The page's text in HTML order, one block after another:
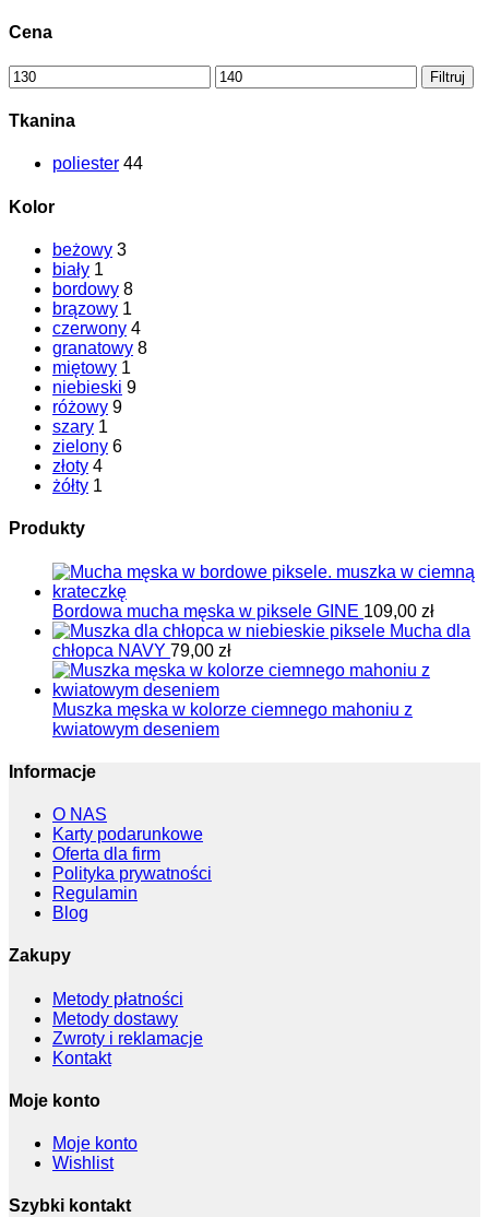
Cena
Cena
min
Cena
max
Filtruj
Tkanina
poliester 44
Kolor
beżowy 3
biały 1
bordowy 8
brązowy 1
czerwony 4
granatowy 8
miętowy 1
niebieski 9
różowy 9
szary 1
zielony 6
złoty 4
żółty 1
Produkty
Bordowa mucha męska w piksele GINE 109,00 zł
Mucha dla
chłopca NAVY 79,00 zł
Muszka męska w kolorze ciemnego mahoniu z
kwiatowym deseniem
Informacje
O NAS
Karty podarunkowe
Oferta dla firm
Polityka prywatności
Regulamin
Blog
Zakupy
Metody płatności
Metody dostawy
Zwroty i reklamacje
Kontakt
Moje konto
Moje konto
Wishlist
Szybki kontakt